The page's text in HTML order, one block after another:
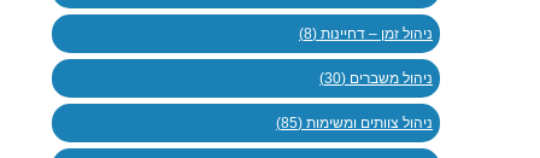
ניהול זמן – דחיינות (8)
ניהול משברים (30)
ניהול צוותים ומשימות (85)